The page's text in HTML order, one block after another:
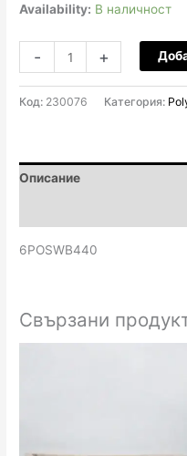
Availability: В наличност
-
количество
за
Polystone
Wadi
Н20
+
Код: 230076 Категория:
Описание
6POSWB440
Свързани